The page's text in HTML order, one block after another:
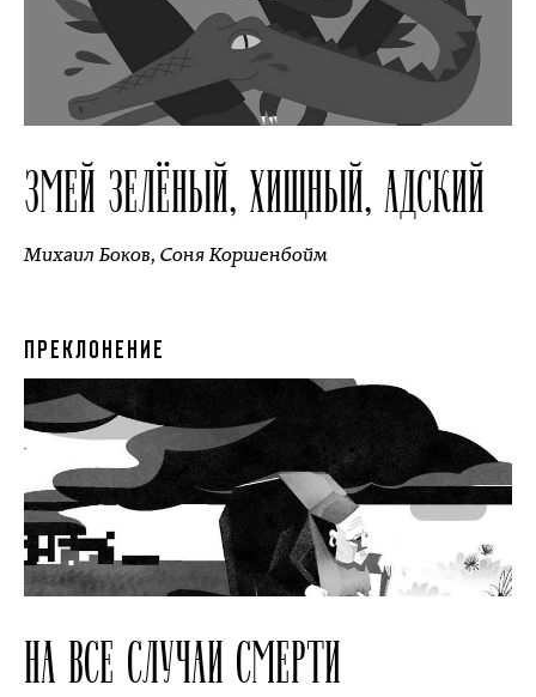
ЗМЕЙ ЗЕЛЁНЫЙ, ХИЩНЫЙ, АДСКИЙ
Михаил Боков, Соня Коршенбойм
ПРЕКЛОНЕНИЕ
НА ВСЕ СЛУЧАИ СМЕРТИ